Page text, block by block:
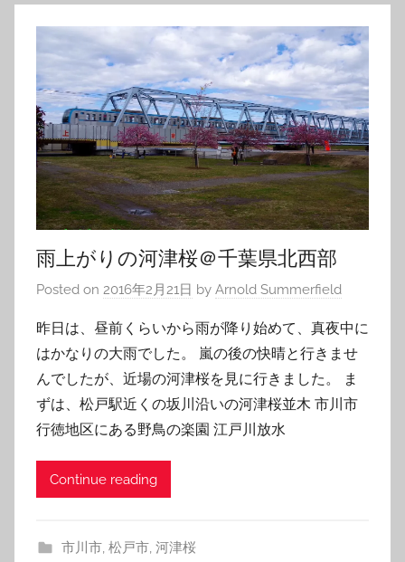
雨上がりの河津桜＠千葉県北西部
Posted on 2016年2月21日 by Arnold Summerfield
昨日は、昼前くらいから雨が降り始めて、真夜中に
はかなりの大雨でした。 嵐の後の快晴と行きませ
んでしたが、近場の河津桜を見に行きました。 ま
ずは、松戸駅近くの坂川沿いの河津桜並木 市川市
行徳地区にある野鳥の楽園 江戸川放水
Continue reading
市川市, 松戸市, 河津桜